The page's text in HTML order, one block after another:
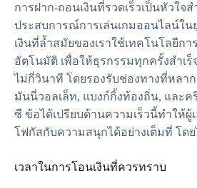
การฝาก-ถอนเงินที่รวดเร็วเป็นหัวใจ
ประสบการณ์การเล่นเกมออนไลน์ใน
เงินที่ล้ำสมัยของเราใช้เทคโนโลยีกา
อัตโนมัติ เพื่อให้ธุรกรรมทุกครั้งสำเ
ไม่กี่วินาที โดยรองรับช่องทางที่หลา
มันนี่วอลเล็ท, แบงก์กิ้งท้องถิ่น, และค
ซี ข้อได้เปรียบด้านความเร็วนี้ทำให้ผู้
โฟกัสกับความสนุกได้อย่างเต็มที่ โด
เวลาในการโอนเงินที่ควรทราบ